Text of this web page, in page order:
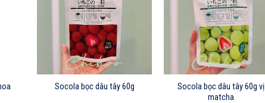
Socola bọc dâu tây 60g
Socola bọc dâu tây 60g vị
matcha